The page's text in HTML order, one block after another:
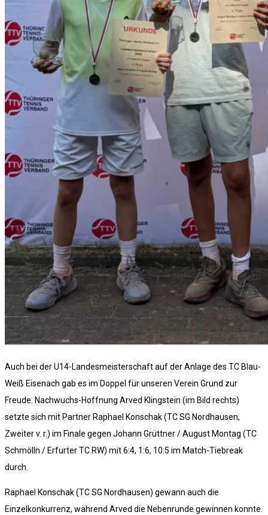
Auch bei der U14-Landesmeisterschaft auf der Anlage des TC Blau-
Weiß Eisenach gab es im Doppel für unseren Verein Grund zur
Freude. Nachwuchs-Hoffnung Arved Klingstein (im Bild rechts)
setzte sich mit Partner Raphael Konschak (TC SG Nordhausen,
Zweiter v. r.) im Finale gegen Johann Grüttner / August Montag (TC
Schmölln / Erfurter TC RW) mit 6:4, 1:6, 10:5 im Match-Tiebreak
durch.
Raphael Konschak (TC SG Nordhausen) gewann auch die
Einzelkonkurrenz, während Arved die Nebenrunde gewinnen konnte.